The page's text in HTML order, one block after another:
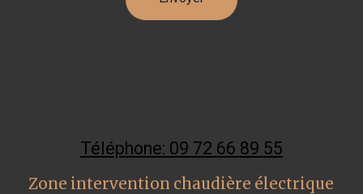
Téléphone: 09 72 66 89 55
Zone intervention chaudière électrique